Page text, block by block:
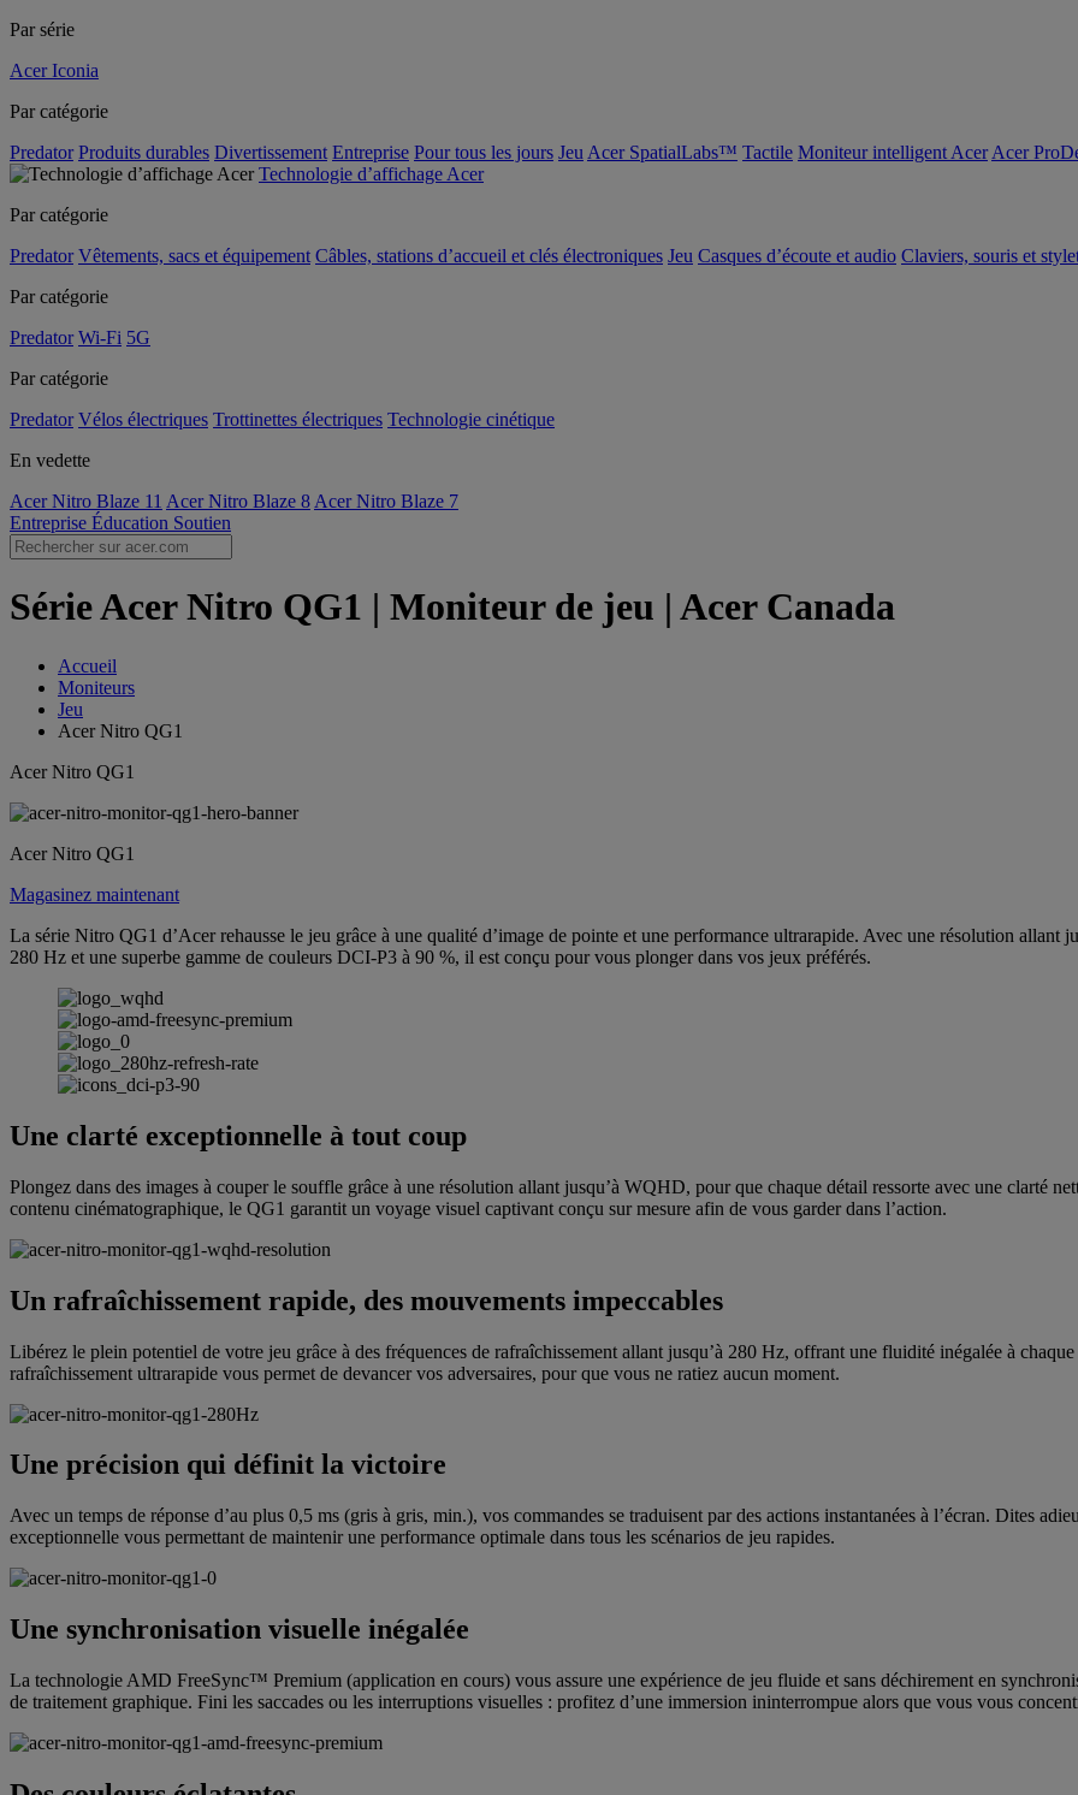
Par série
Acer Iconia
Par catégorie
Predator Produits durables Divertissement Entreprise Pour tous les jours Jeu Acer SpatialLabs™ Tactile Moniteur intelligent Acer Acer
Technologie d’affichage Acer
Par catégorie
Predator Vêtements, sacs et équipement Câbles, stations d’accueil et clés électroniques Jeu Casques d’écoute et audio Claviers, souris et
Par catégorie
Predator Wi-Fi 5G
Par catégorie
Predator Vélos électriques Trottinettes électriques Technologie cinétique
En vedette
Acer Nitro Blaze 11 Acer Nitro Blaze 8 Acer Nitro Blaze 7
Entreprise Éducation Soutien
Série Acer Nitro QG1 | Moniteur de jeu | Acer Canada
Accueil
Moniteurs
Jeu
Acer Nitro QG1
Acer Nitro QG1
Acer Nitro QG1
Magasinez maintenant
La série Nitro QG1 d’Acer rehausse le jeu grâce à une qualité d’image de pointe et une performance ultrarapide. Avec une résolution allant
280 Hz et une superbe gamme de couleurs DCI-P3 à 90 %, il est conçu pour vous plonger dans vos jeux préférés.
Une clarté exceptionnelle à tout coup
Plongez dans des images à couper le souffle grâce à une résolution allant jusqu’à WQHD, pour que chaque détail ressorte avec une clarté
contenu cinématographique, le QG1 garantit un voyage visuel captivant conçu sur mesure afin de vous garder dans l’action.
Un rafraîchissement rapide, des mouvements impeccables
Libérez le plein potentiel de votre jeu grâce à des fréquences de rafraîchissement allant jusqu’à 280 Hz, offrant une fluidité inégalée à
rafraîchissement ultrarapide vous permet de devancer vos adversaires, pour que vous ne ratiez aucun moment.
Une précision qui définit la victoire
Avec un temps de réponse d’au plus 0,5 ms (gris à gris, min.), vos commandes se traduisent par des actions instantanées à l’écran. Dites
exceptionnelle vous permettant de maintenir une performance optimale dans tous les scénarios de jeu rapides.
Une synchronisation visuelle inégalée
La technologie AMD FreeSync™ Premium (application en cours) vous assure une expérience de jeu fluide et sans déchirement en
de traitement graphique. Fini les saccades ou les interruptions visuelles : profitez d’une immersion ininterrompue alors que vous vous